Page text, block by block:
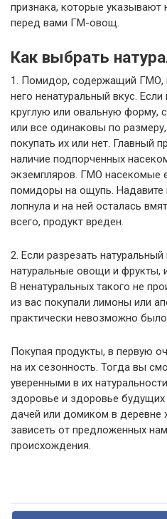
признака, которые указывают
перед вами ГМ-овощ.
Как выбрать
1. Помидор, содержащий ГМО,
него ненатуральный вкус.
круглую или овальную
или все одинаковы по
покупать их или нет. Главный
наличие подпорченных
экземпляров. ГМО насекомые
помидоры на ощупь. Надавите
лопнула и на ней осталась
всего, продукт вреден.
2. Если разрезать
натуральные овощи и фрукты,
В ненатуральных такого не
из вас покупали лимоны или
практически невозможно
Покупая продукты, в первую
на их сезонность. Тогда вы
уверенными в их
здоровье и здоровье будущих
дачей или домиком в деревне
зависеть от предложенных
происхождения.